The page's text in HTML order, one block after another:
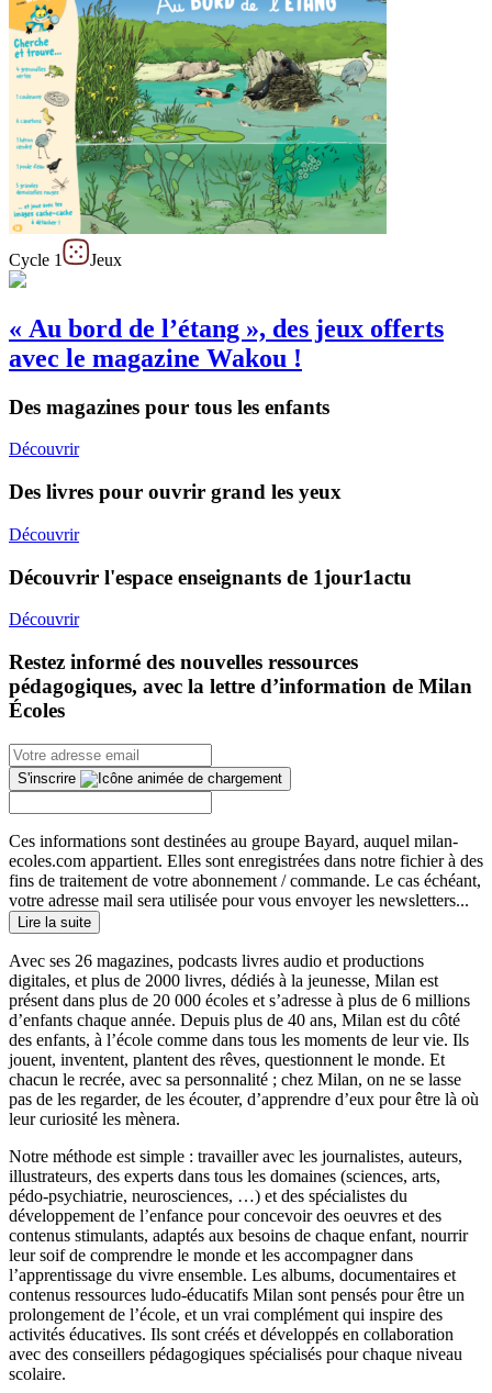
Cycle 1 Jeux
« Au bord de l’étang », des jeux offerts
avec le magazine Wakou !
Des magazines pour tous les enfants
Découvrir
Des livres pour ouvrir grand les yeux
Découvrir
Découvrir l'espace enseignants de 1jour1actu
Découvrir
Restez informé des nouvelles ressources
pédagogiques, avec la lettre d’information de Milan
Écoles
S'inscrire
Ces informations sont destinées au groupe Bayard, auquel milan-
ecoles.com appartient. Elles sont enregistrées dans notre fichier à des
fins de traitement de votre abonnement / commande. Le cas échéant,
votre adresse mail sera utilisée pour vous envoyer les newsletters...
Lire la suite
Avec ses 26 magazines, podcasts livres audio et productions
digitales, et plus de 2000 livres, dédiés à la jeunesse, Milan est
présent dans plus de 20 000 écoles et s’adresse à plus de 6 millions
d’enfants chaque année. Depuis plus de 40 ans, Milan est du côté
des enfants, à l’école comme dans tous les moments de leur vie. Ils
jouent, inventent, plantent des rêves, questionnent le monde. Et
chacun le recrée, avec sa personnalité ; chez Milan, on ne se lasse
pas de les regarder, de les écouter, d’apprendre d’eux pour être là où
leur curiosité les mènera.
Notre méthode est simple : travailler avec les journalistes, auteurs,
illustrateurs, des experts dans tous les domaines (sciences, arts,
pédo-psychiatrie, neurosciences, …) et des spécialistes du
développement de l’enfance pour concevoir des oeuvres et des
contenus stimulants, adaptés aux besoins de chaque enfant, nourrir
leur soif de comprendre le monde et les accompagner dans
l’apprentissage du vivre ensemble. Les albums, documentaires et
contenus ressources ludo-éducatifs Milan sont pensés pour être un
prolongement de l’école, et un vrai complément qui inspire des
activités éducatives. Ils sont créés et développés en collaboration
avec des conseillers pédagogiques spécialisés pour chaque niveau
scolaire.